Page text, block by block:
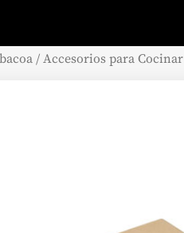
/Accesorios para Cocinar